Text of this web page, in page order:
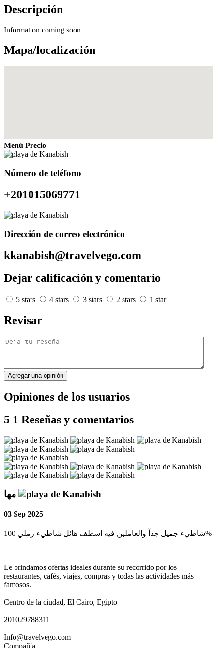
Descripción
Information coming soon
Mapa/localización
Menú Precio
Número de teléfono
+201015069771
Dirección de correo electrónico
kkanabish@travelvego.com
Dejar calificación y comentario
5 stars 4 stars 3 stars 2 stars 1 star
Revisar
Agregar una opinión
Opiniones de los usuarios
5 1 Reseñas y comentarios
03 Sep 2025
شاطيء جميل جدآ والعاملين فيه اسطف هائل شاطيء رملي 100%
Le brindamos ofertas ideales durante su recorrido por los
restaurantes, cafés, viajes, compras y todas las actividades más
famosos.
Centro de la ciudad, El Cairo, Egipto
201029788311
Info@travelvego.com
Compañía